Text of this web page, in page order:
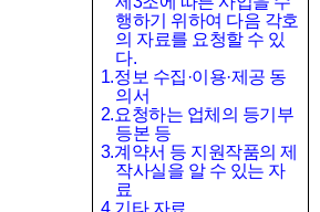
행하기 위하여 다음 각호
의 자료를 요청할 수 있
다.
1.정보 수집·이용·제공 동
의서
2.요청하는 업체의 등기부
등본 등
3.계약서 등 지원작품의 제
작사실을 알 수 있는 자
료
4.기타 자료